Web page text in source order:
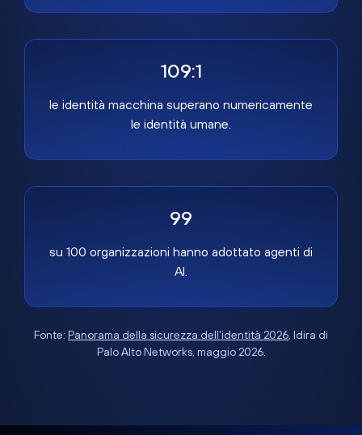
109:1
le identità macchina superano numericamente
le identità umane.
99
su 100 organizzazioni hanno adottato agenti di
AI.
Fonte: Panorama della sicurezza dell'identità 2026, Idira di
Palo Alto Networks, maggio 2026.